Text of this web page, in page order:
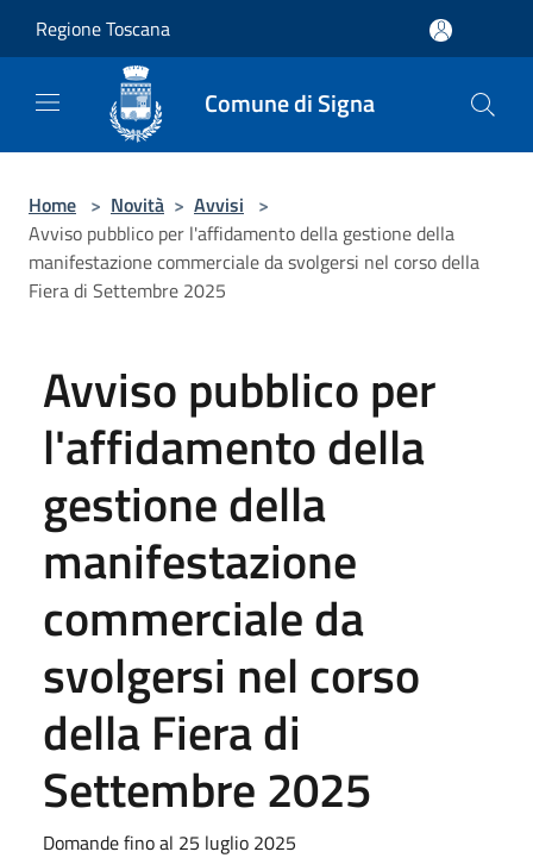
Regione Toscana
Comune di Signa
Home > Novità > Avvisi >
Avviso pubblico per l'affidamento della gestione della
manifestazione commerciale da svolgersi nel corso della
Fiera di Settembre 2025
Avviso pubblico per
l'affidamento della
gestione della
manifestazione
commerciale da
svolgersi nel corso
della Fiera di
Settembre 2025
Domande fino al 25 luglio 2025